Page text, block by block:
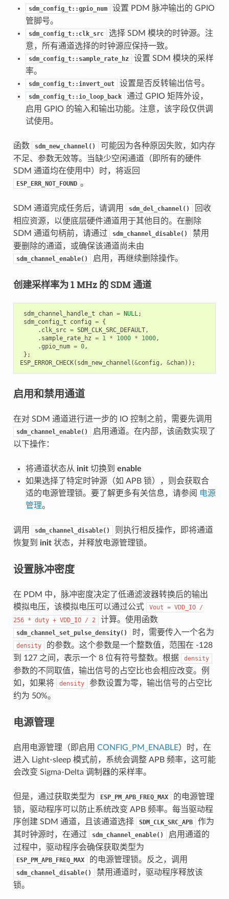
sdm_config_t::gpio_num
设置 PDM 脉冲输出的 GPIO
管脚号。
sdm_config_t::clk_src
选择 SDM 模块的时钟源。注
意，所有通道选择的时钟源应保持一致。
sdm_config_t::sample_rate_hz
设置 SDM 模块的采样
率。
sdm_config_t::invert_out 设置是否反转输出信号。
sdm_config_t::io_loop_back
通过 GPIO 矩阵外设，
启用 GPIO 的输入和输出功能。注意，该字段仅供调
试使用。
函数 sdm_new_channel()
可能因为各种原因失败，如内存
不足、参数无效等。当缺少空闲通道（即所有的硬件
SDM 通道均在使用中）时，将返回
ESP_ERR_NOT_FOUND 。
SDM 通道完成任务后，请调用 sdm_del_channel()
回收
相应资源，以便底层硬件通道用于其他目的。在删除
SDM 通道句柄前，请通过
sdm_channel_disable()
禁用
要删除的通道，或确保该通道尚未由
sdm_channel_enable() 启用，再继续删除操作。
创建采样率为 1 MHz 的 SDM 通道
sdm_channel_handle_t chan = NULL;
sdm_config_t
config = {
. clk_src = SDM_CLK_SRC_DEFAULT,
. sample_rate_hz = 1 * 1000 * 1000,
.gpio_num = 0,
};
ESP_ERROR_CHECK( sdm_new_channel (&config , &chan));
启用和禁用通道
在对 SDM 通道进行进一步的 IO 控制之前，需要先调用
sdm_channel_enable()
启用通道。在内部，该函数实现了
以下操作：
将通道状态从 init切换到 enable
如果选择了特定时钟源（如 APB 锁），则会获取合
适的电源管理锁。要了解更多有关信息，请参阅 电源
管理。
调用 sdm_channel_disable()
则执行相反操作，即将通道
恢复到 init状态，并释放电源管理锁。
设置脉冲密度
在 PDM 中，脉冲密度决定了低通滤波器转换后的输出
模拟电压，该模拟电压可以通过公式
Vout = VDD_IO /
256 * duty + VDD_IO / 2 计算。使用函数
sdm_channel_set_pulse_density() 时，需要传入一个名为
density
的参数。这个参数是一个整数值，范围在 -128
到 127 之间，表示一个 8 位有符号整数。根据
density
参数的不同取值，输出信号的占空比也会相应改变。例
如，如果将
density
参数设置为零，输出信号的占空比
约为 50%。
电源管理
启用电源管理（即启用 CONFIG_PM_ENABLE）时，在
进入 Light-sleep 模式前，系统会调整 APB 频率，这可能
会改变 Sigma-Delta 调制器的采样率。
但是，通过获取类型为 ESP_PM_APB_FREQ_MAX
的电源管理
锁，驱动程序可以防止系统改变 APB 频率。每当驱动程
序创建 SDM 通道，且该通道选择
SDM_CLK_SRC_APB
作为
其时钟源时，在通过
sdm_channel_enable()
启用通道的
过程中，驱动程序会确保获取类型为
ESP_PM_APB_FREQ_MAX 的电源管理锁。反之，调用
sdm_channel_disable()
禁用通道时，驱动程序释放该
锁。